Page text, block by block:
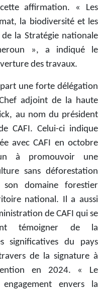
affirmation. « Les
la biodiversité et les
la Stratégie nationale
», a indiqué le
des travaux.
une forte délégation
adjoint de la haute
au nom du président
CAFI. Celui-ci indique
avec CAFI en octobre
à promouvoir une
sans déforestation
domaine forestier
national. Il a aussi
de CAFI qui se
témoigner de la
significatives du pays
de la signature à
en 2024. « Le
envers la